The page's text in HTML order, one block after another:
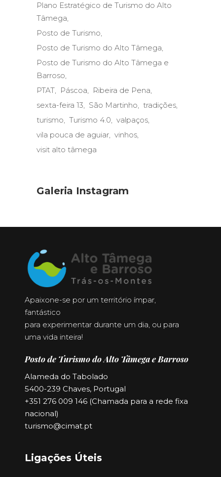
Plano Estratégico de Turismo do Alto
Tâmega
Posto de Turismo
Posto de Turismo do Alto Tâmega
Posto de Turismo do Alto Tâmega e
Barroso
PTAT
Páscoa
Ribeira de Pena
sexta-feira 13
São Martinho
tradições
turismo
Turismo 4.0
valpaços
vila pouca de aguiar vinhos
visit alto tâmega
Galeria Instagram
Apaixone-se por um território ímpar,
fantástico
para experimentar durante um dia, ou para
uma vida inteira!
Posto de Turismo do Alto Tâmega e Barroso
Alameda do Tabolado
5400-239 Chaves, Portugal
+351 276 009 146 (Chamada para a rede fixa
nacional)
turismo@cimat.pt
Ligações Úteis